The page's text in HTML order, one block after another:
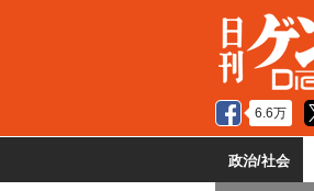
6.6万
政治/社会